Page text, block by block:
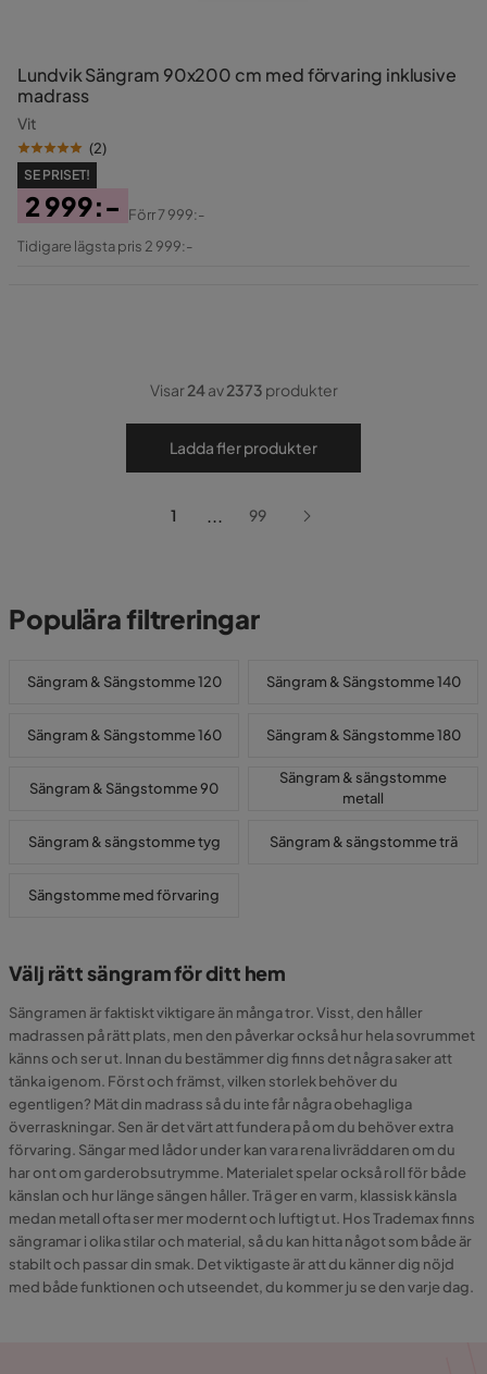
Lundvik Sängram 90x200 cm med förvaring inklusive
madrass
Vit
(2)
SE PRISET!
Pris
2 999:-
Original
Förr7 999:-
Tidigare lägsta pris 2 999:-
Visar24av2373 produkter
Ladda fler produkter
1 ... 99
Populära filtreringar
Sängram & Sängstomme 120 Sängram & Sängstomme 140
Sängram & Sängstomme 160 Sängram & Sängstomme 180
Sängram & Sängstomme 90
Sängram & sängstomme
metall
Sängram & sängstomme tyg Sängram & sängstomme trä
Sängstomme med förvaring
Välj rätt sängram för ditt hem
Sängramen är faktiskt viktigare än många tror. Visst, den håller
madrassen på rätt plats, men den påverkar också hur hela sovrummet
känns och ser ut. Innan du bestämmer dig finns det några saker att
tänka igenom. Först och främst, vilken storlek behöver du
egentligen? Mät din madrass så du inte får några obehagliga
överraskningar. Sen är det värt att fundera på om du behöver extra
förvaring. Sängar med lådor under kan vara rena livräddaren om du
har ont om garderobsutrymme. Materialet spelar också roll för både
känslan och hur länge sängen håller. Trä ger en varm, klassisk känsla
medan metall ofta ser mer modernt och luftigt ut. Hos Trademax finns
sängramar i olika stilar och material, så du kan hitta något som både är
stabilt och passar din smak. Det viktigaste är att du känner dig nöjd
med både funktionen och utseendet, du kommer ju se den varje dag.